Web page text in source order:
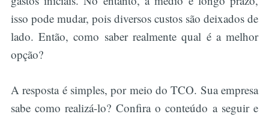
isso pode mudar, pois diversos custos são deixados de
lado. Então, como saber realmente qual é a melhor
opção?
A resposta é simples, por meio do TCO. Sua empresa
sabe como realizá-lo? Confira o conteúdo a seguir e